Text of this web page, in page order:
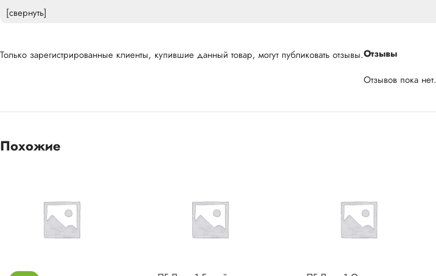
[свернуть]
Отзывы
Отзывов пока нет.
Только зарегистрированные клиенты, купившие данный товар, могут публиковать отзывы.
Похожие